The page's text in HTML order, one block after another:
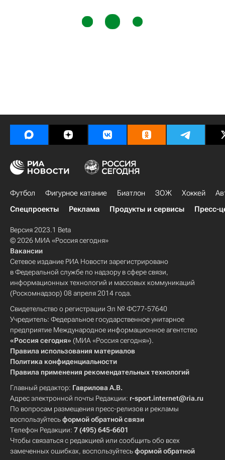
Футбол Фигурное катание Биатлон ЗОЖ Хоккей
Спецпроекты
Реклама Продукты и сервисы Пресс-
Версия 2023.1 Beta
© 2026 МИА «Россия сегодня»
Вакансии
Сетевое издание РИА Новости зарегистрировано
в Федеральной службе по надзору в сфере связи,
информационных технологий и массовых коммуникаций
(Роскомнадзор) 08 апреля 2014 года.
Свидетельство о регистрации Эл № ФС77-57640
Учредитель: Федеральное государственное унитарное
предприятие Международное информационное агентство
«Россия сегодня» (МИА «Россия сегодня»).
Правила использования материалов
Политика конфиденциальности
Правила применения рекомендательных технологий
Главный редактор: Гаврилова А.В.
Адрес электронной почты Редакции: r-sport.internet@ria.ru
По вопросам размещения пресс-релизов и рекламы
воспользуйтесьформой обратной связи
Телефон Редакции: 7 (495) 645-6601
Чтобы связаться с редакцией или сообщить обо всех
замеченных ошибках, воспользуйтесьформой обратной